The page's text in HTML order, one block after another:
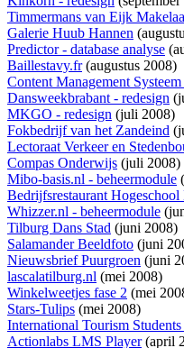
Timmermans van Eijk
Galerie Huub Hannen
Predictor - database analyse
Baillestavy.fr(augustus 2008)
Content Management
Dansweekbrabant - redesign
MKGO - redesign (juli 2008)
Fokbedrijf van het Zandeind
Lectoraat Verkeer en
Compas Onderwijs (juli 2008)
Mibo-basis.nl - beheermodule
Bedrijfsrestaurant Hogeschool
Whizzer.nl - beheermodule
Tilburg Dans Stad (juni 2008)
Salamander Beeldfoto (juni
Nieuwsbrief Puurgroen (juni
lascalatilburg.nl (mei 2008)
Winkelweetjes fase 2 (mei
Stars-Tulips (mei 2008)
International Tourism
Actionlabs LMS Player(april